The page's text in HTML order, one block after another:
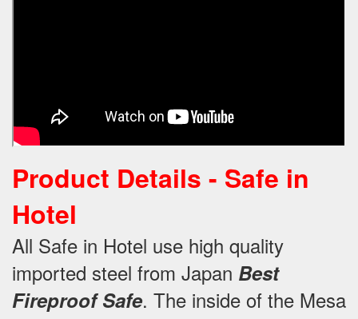
Product Details - Safe in
Hotel
All Safe in Hotel use high quality
imported steel from Japan Best
Fireproof Safe. The inside of the Mesa